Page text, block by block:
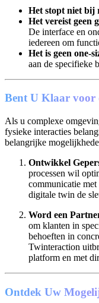
Het stopt niet bij
Het vereist geen
De interface en
iedereen om
Het is geen one-
aan de specifieke
Bent U Klaar voor
Als u complexe
fysieke interacties
belangrijke
Ontwikkel
processen wil
communicatie
digitale twin de
Word een
om klanten in
behoeften in
Twinteraction
platform en met
Ontdek Uw